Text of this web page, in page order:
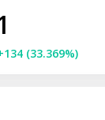
(33.369%)